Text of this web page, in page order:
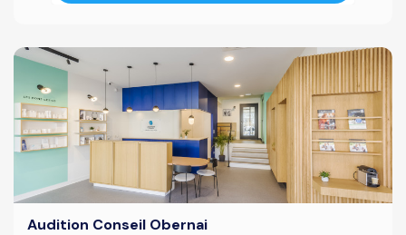
Audition Conseil Obernai